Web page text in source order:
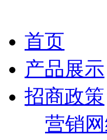
首页
产品展示
招商政策
营销